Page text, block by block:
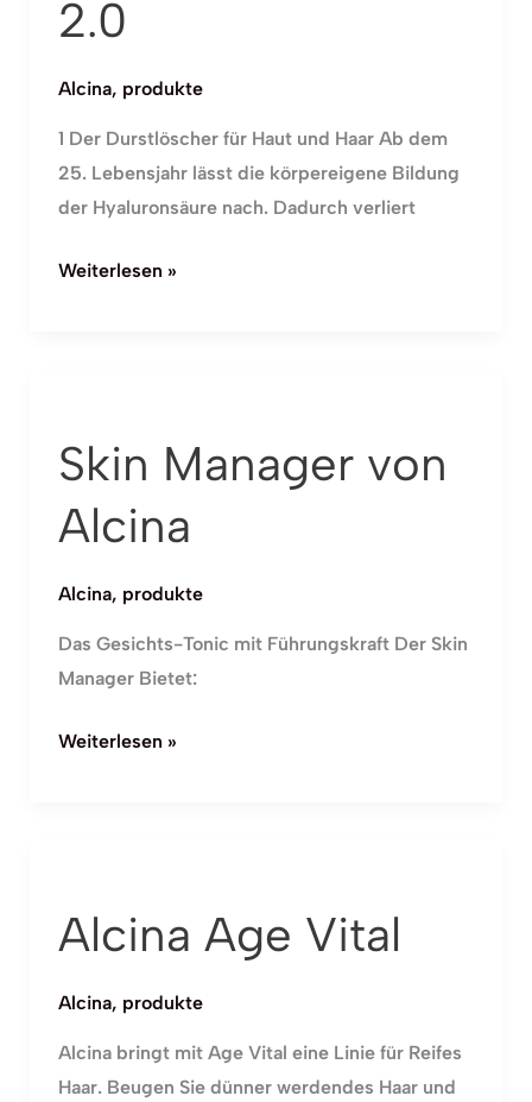
2.0
Alcina, produkte
1 Der Durstlöscher für Haut und Haar Ab dem
25. Lebensjahr lässt die körpereigene Bildung
der Hyaluronsäure nach. Dadurch verliert
Weiterlesen »
Skin Manager von
Alcina
Alcina, produkte
Das Gesichts-Tonic mit Führungskraft Der Skin
Manager Bietet:
von
Weiterlesen »
Alcina Age Vital
Alcina, produkte
Alcina bringt mit Age Vital eine Linie für Reifes
Haar. Beugen Sie dünner werdendes Haar und
Vital